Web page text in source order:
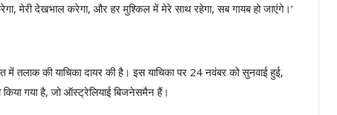
मेरी देखभाल करेगा, और हर मुश्किल में मेरे साथ रहेगा, सब गायब हो जाएंगे।’
तलाक की याचिका दायर की है। इस याचिका पर 24 नवंबर को सुनवाई हुई,
गया है, जो ऑस्ट्रेलियाई बिजनेसमैन हैं।